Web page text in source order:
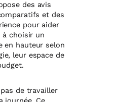
des avis
et des
pour aider
à choisir un
en hauteur selon
leur espace de
pas de travailler